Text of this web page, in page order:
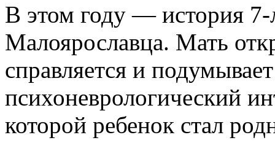
В этом году — история 7­-
Малоярославца. Мать
справляется и
психоневрологический
которой ребенок стал